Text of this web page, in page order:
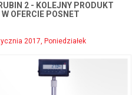
2 - KOLEJNY PRODUKT
W OFERCIE POSNET
2017, Poniedziałek